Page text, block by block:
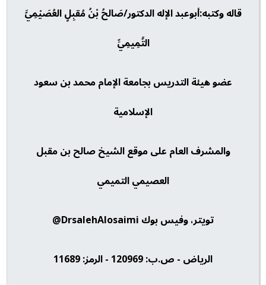
قاله وكتبه:أبوعبد الإله الدكتور/صَالحُ بْنُ مُقبِلٍ العُصَيْمِيَّ
التَّمِيمِيِّ
عضو هيئة التدريس بجامعة الإمام محمد بن سعود
الإسلامية
والمشرف العام على موقع الشيخ صالح بن مقبل
العصيمي التميمي
تويتر، وفيس بوك DrsalehAlosaimi@
الرياض - ص.ب: 120969 - الرمز: 11689